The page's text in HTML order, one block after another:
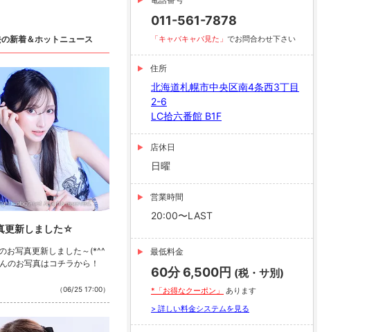
新着＆ホットニュース
更新しました☆
お写真更新しました～(*^^
のお写真はコチラから！
（06/25 17:00）
011-561-7878
「キャバキャバ見た」 でお問合わせ下さい
住所
北海道札幌市中央区南4条西3丁目
2-6
LC拾六番館 B1F
店休日
日曜
営業時間
20:00〜LAST
最低料金
60分 6,500円 (税・サ別)
*「お得なクーポン」
あります
> 詳しい料金システムを見る